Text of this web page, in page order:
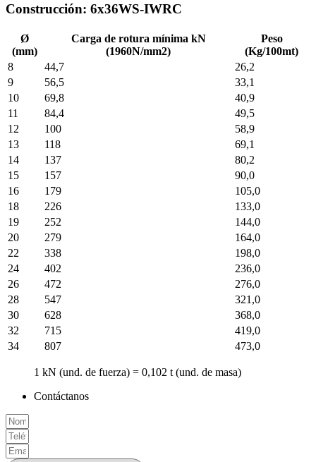
Construcción: 6x36WS-IWRC
Ø
(mm)
Carga de rotura mínima kN
(1960N/mm2)
Peso
(Kg/100mt)
8
44,7
26,2
9
56,5
33,1
10
69,8
40,9
11
84,4
49,5
12
100
58,9
13
118
69,1
14
137
80,2
15
157
90,0
16
179
105,0
18
226
133,0
19
252
144,0
20
279
164,0
22
338
198,0
24
402
236,0
26
472
276,0
28
547
321,0
30
628
368,0
32
715
419,0
34
807 473,0
1 kN (und. de fuerza) = 0,102 t (und. de masa)
Contáctanos